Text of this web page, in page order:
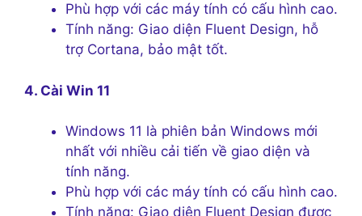
Phù hợp với các máy tính có cấu hình cao.
Tính năng: Giao diện Fluent Design, hỗ
trợ Cortana, bảo mật tốt.
4. Cài Win 11
Windows 11 là phiên bản Windows mới
nhất với nhiều cải tiến về giao diện và
tính năng.
Phù hợp với các máy tính có cấu hình cao.
Tính năng: Giao diện Fluent Design được